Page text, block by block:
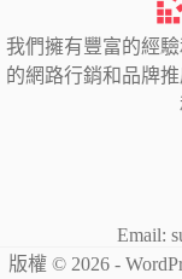
我們擁有豐富的經
的網路行銷和品牌
Email:
版權 © 2026 -